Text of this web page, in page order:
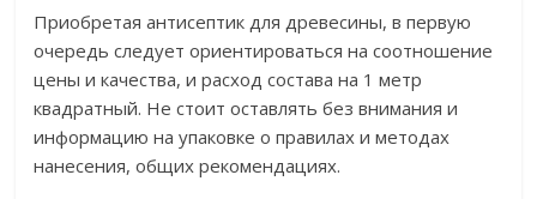
Приобретая антисептик для древесины, в первую
очередь следует ориентироваться на соотношение
цены и качества, и расход состава на 1 метр
квадратный. Не стоит оставлять без внимания и
информацию на упаковке о правилах и методах
нанесения, общих рекомендациях.